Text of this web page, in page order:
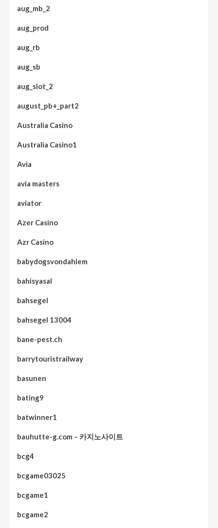
aug_mb_2
aug_prod
aug_rb
aug_sb
aug_slot_2
august_pb+_part2
Australia Casino
Australia Casino1
Avia
avia masters
aviator
Azer Casino
Azr Casino
babydogsvondahlem
bahisyasal
bahsegel
bahsegel 13004
bane-pest.ch
barrytouristrailway
basunen
bating9
batwinner1
bauhutte-g.com – 카지노사이트
bcg4
bcgame03025
bcgame1
bcgame2